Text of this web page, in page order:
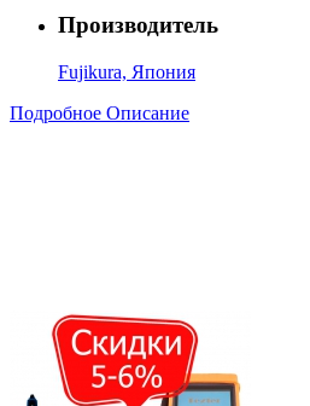
Производитель
Fujikura, Япония
Подробное Описание